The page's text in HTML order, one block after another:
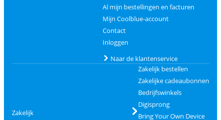
Al mijn bestellingen en facturen
Mijn Coolblue-account
Contact
Inloggen
Naar de klantenservice
Zakelijk
Zakelijk bestellen
Zakelijke cadeaubonnen
Bedrijfswinkels
Digisprong
Bring Your Own Device